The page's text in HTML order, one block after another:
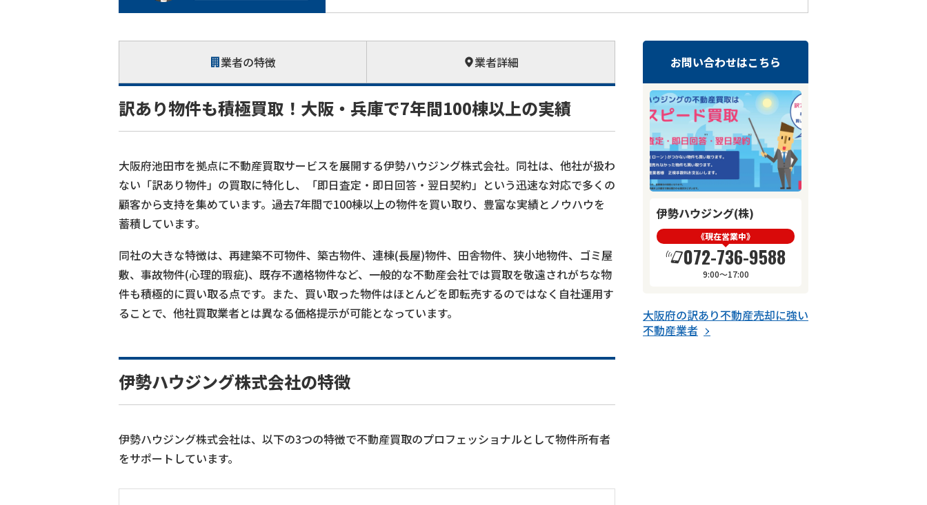
業者の特徴 業者詳細
訳あり物件も積極買取！大阪・兵庫で7年間100棟以上の実績
大阪府池田市を拠点に不動産買取サービスを展開する伊勢ハウジング株式会社。同社は、他社が扱わ
ない「訳あり物件」の買取に特化し、「即日査定・即日回答・翌日契約」という迅速な対応で多くの
顧客から支持を集めています。過去7年間で100棟以上の物件を買い取り、豊富な実績とノウハウを
蓄積しています。
同社の大きな特徴は、再建築不可物件、築古物件、連棟(長屋)物件、田舎物件、狭小地物件、ゴミ屋
敷、事故物件(心理的瑕疵)、既存不適格物件など、一般的な不動産会社では買取を敬遠されがちな物
件も積極的に買い取る点です。また、買い取った物件はほとんどを即転売するのではなく自社運用す
ることで、他社買取業者とは異なる価格提示が可能となっています。
伊勢ハウジング株式会社の特徴
伊勢ハウジング株式会社は、以下の3つの特徴で不動産買取のプロフェッショナルとして物件所有者
をサポートしています。
お問い合わせはこちら
伊勢ハウジング(株)
《現在営業中》
072-736-9588
9:00～17:00
大阪府の訳あり不動産売却に強い
不動産業者